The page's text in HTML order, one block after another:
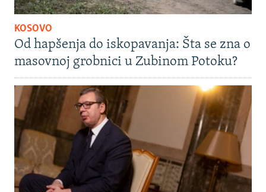
KOSOVO
Od hapšenja do iskopavanja: Šta se zna o
masovnoj grobnici u Zubinom Potoku?